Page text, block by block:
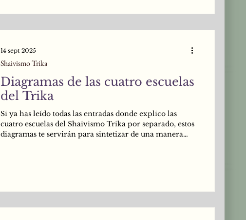
Diagramas de las cuatro escuelas
del Trika
Si ya has leído todas las entradas donde explico las
cuatro escuelas del Shaivismo Trika por separado, estos
diagramas te servirán para sintetizar de una manera
Shaivismo Trika
14 sept 2025